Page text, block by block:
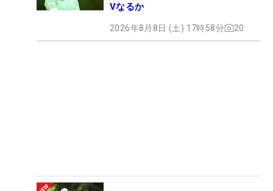
Vなるか
2026年8月8日 (土) 17時58分 20